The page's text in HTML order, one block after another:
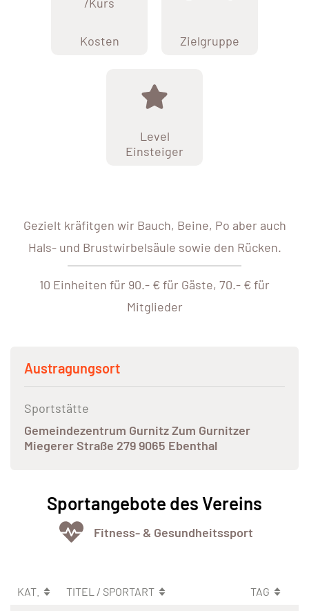
/Kurs
Kosten Zielgruppe
Level
Einsteiger
Gezielt kräfitgen wir Bauch, Beine, Po aber auch
Hals- und Brustwirbelsäule sowie den Rücken.
10 Einheiten für 90.- € für Gäste, 70.- € für
Mitglieder
Austragungsort
Sportstätte
Gemeindezentrum Gurnitz Zum Gurnitzer
Miegerer Straße 279 9065 Ebenthal
Sportangebote des Vereins
Fitness- & Gesundheitssport
KAT. TITEL / SPORTART TAG